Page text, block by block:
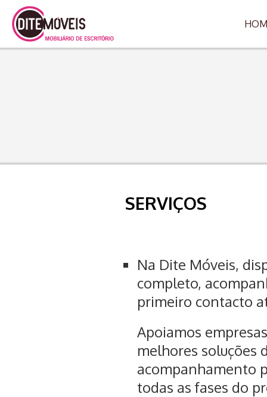
SERVIÇOS
Na Dite Móveis,
completo,
primeiro contacto
Apoiamos
melhores soluções
acompanhamento
todas as fases do